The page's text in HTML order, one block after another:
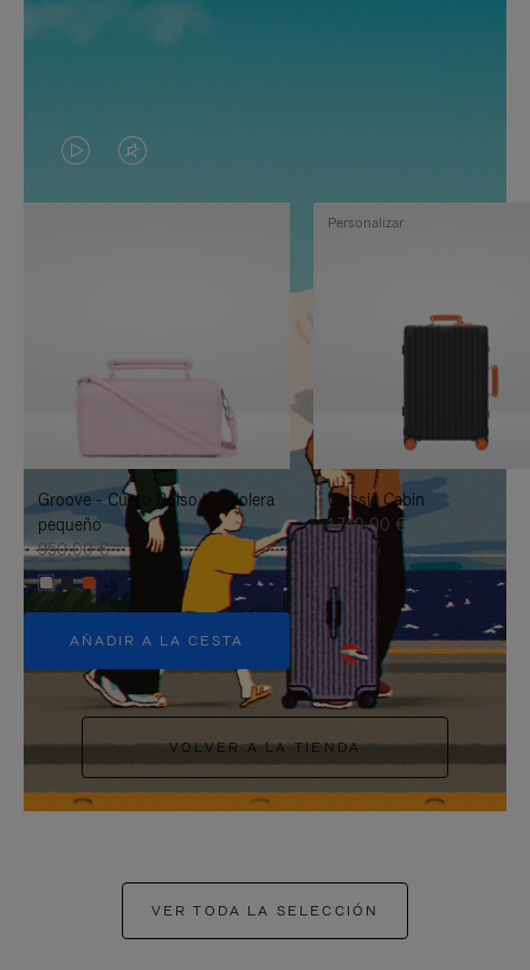
EL
VÍDEO
PULSE
PAUSARLO.
EL
SONIDO
DESACTIVADO:
PULSE
PARA
ACTIVARLO.
Groove - Cuero Bolso bandolera
pequeño
950,00 €
+5
AÑADIR A LA CESTA
Classic Cabin
1.740,00 €
Personalizar
VOLVER A LA TIENDA
VER TODA LA SELECCIÓN